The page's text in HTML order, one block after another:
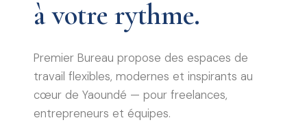
à votre rythme.
Premier Bureau propose des espaces de
travail flexibles, modernes et inspirants au
cœur de Yaoundé — pour freelances,
entrepreneurs et équipes.